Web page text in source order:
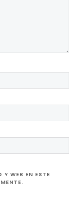
WEB EN ESTE